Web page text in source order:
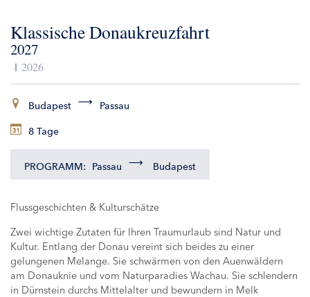
LEISTUNGEN
AUSFLÜGE
ZUSATZLEISTUNGEN
SCHIFFE
Klassische Donaukreuzfahrt
2027
2026
Budapest Passau
8 Tage
PROGRAMM: Passau Budapest
Flussgeschichten & Kulturschätze
Zwei wichtige Zutaten für Ihren Traumurlaub sind Natur und
Kultur. Entlang der Donau vereint sich beides zu einer
gelungenen Melange. Sie schwärmen von den Auenwäldern
am Donauknie und vom Naturparadies Wachau. Sie schlendern
in Dürnstein durchs Mittelalter und bewundern in Melk